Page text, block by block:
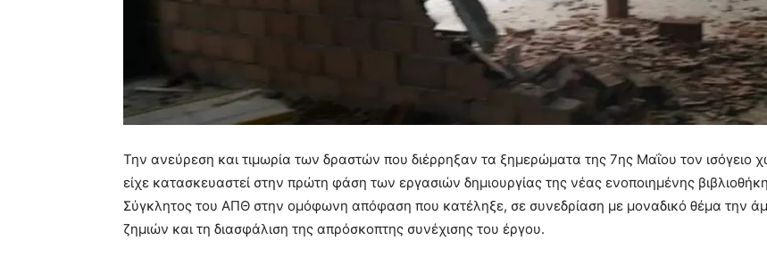
Την ανεύρεση και τιμωρία των δραστών που διέρρηξαν τα ξημερώματα της 7ης Μαΐου τον ισόγειο
είχε κατασκευαστεί στην πρώτη φάση των εργασιών δημιουργίας της νέας ενοποιημένης
Σύγκλητος του ΑΠΘ στην ομόφωνη απόφαση που κατέληξε, σε συνεδρίαση με μοναδικό θέμα την
ζημιών και τη διασφάλιση της απρόσκοπτης συνέχισης του έργου.